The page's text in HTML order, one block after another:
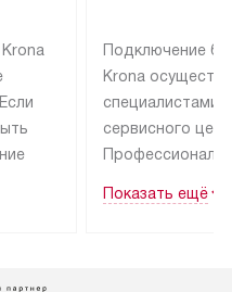
Подключение
Krona
специалистами
сервисного
эксплуатации
Показать ещё